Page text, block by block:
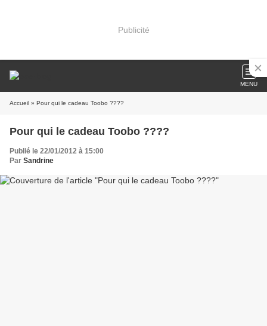
Publicité
MENU
Accueil » Pour qui le cadeau Toobo ????
Pour qui le cadeau Toobo ????
Publié le 22/01/2012 à 15:00
Par Sandrine